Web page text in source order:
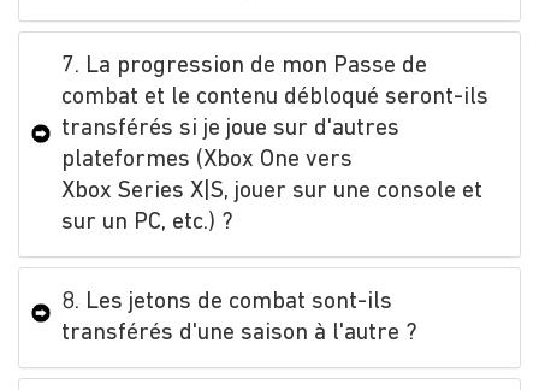
7. La progression de mon Passe de
combat et le contenu débloqué seront-ils
transférés si je joue sur d'autres
plateformes (Xbox One vers
Xbox Series X|S, jouer sur une console et
sur un PC, etc.) ?
8. Les jetons de combat sont-ils
transférés d'une saison à l'autre ?